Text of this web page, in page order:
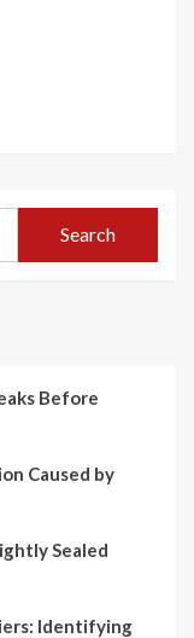
Before
Caused by
Sealed
Identifying